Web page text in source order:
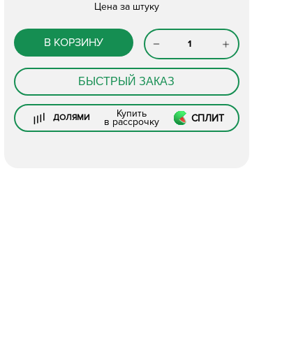
Цена за штуку
В КОРЗИНУ
БЫСТРЫЙ ЗАКАЗ
ДОЛЯМИ Купить
в рассрочку СПЛИТ